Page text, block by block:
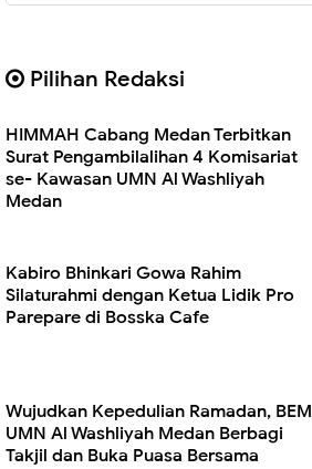
Pilihan Redaksi
HIMMAH Cabang Medan Terbitkan
Surat Pengambilalihan 4 Komisariat
se- Kawasan UMN Al Washliyah
Medan
Kabiro Bhinkari Gowa Rahim
Silaturahmi dengan Ketua Lidik Pro
Parepare di Bosska Cafe
Wujudkan Kepedulian Ramadan, BEM
UMN Al Washliyah Medan Berbagi
Takjil dan Buka Puasa Bersama